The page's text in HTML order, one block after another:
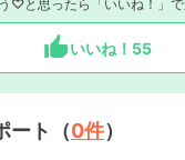
♡と思ったら「いいね！」で
いいね！ 55
ート（0件）